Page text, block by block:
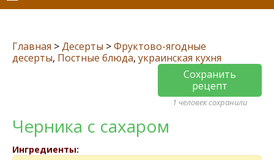
Главная >Десерты >Фруктово-ягодные
десерты, Постные блюда, украинская кухня
Сохранить
рецепт
1 человек сохранили
Чeрника с сахаром
Ингредиенты: